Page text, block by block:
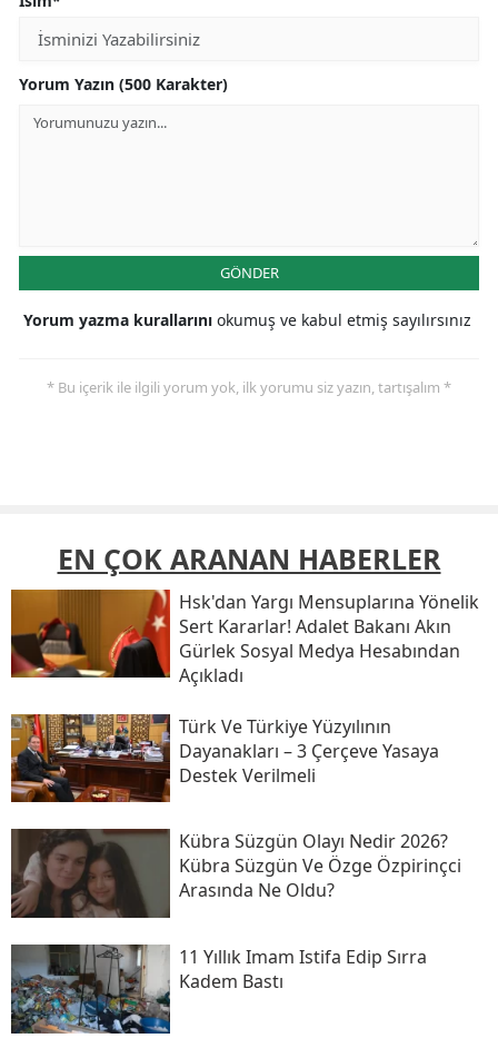
Yorum Yazın (500 Karakter)
GÖNDER
Yorum yazma kurallarını okumuş ve kabul etmiş sayılırsınız
* Bu içerik ile ilgili yorum yok, ilk yorumu siz yazın, tartışalım *
EN ÇOK ARANAN HABERLER
Hsk'dan Yargı Mensuplarına Yönelik
Sert Kararlar! Adalet Bakanı Akın
Gürlek Sosyal Medya Hesabından
Açıkladı
Türk Ve Türkiye Yüzyılının
Dayanakları – 3 Çerçeve Yasaya
Destek Verilmeli
Kübra Süzgün Olayı Nedir 2026?
Kübra Süzgün Ve Özge Özpirinçci
Arasında Ne Oldu?
11 Yıllık Imam Istifa Edip Sırra
Kadem Bastı